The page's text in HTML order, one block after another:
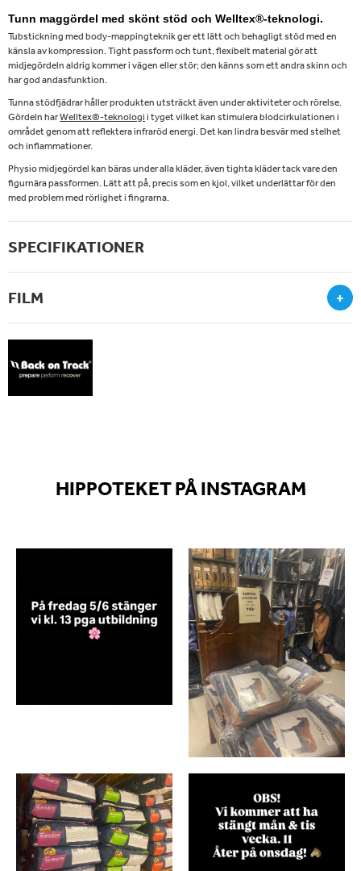
Tunn maggördel med skönt stöd och Welltex®-teknologi.
Tubstickning med body-mappingteknik ger ett lätt och behagligt stöd med en
känsla av kompression. Tight passform och tunt, flexibelt material gör att
midjegördeln aldrig kommer i vägen eller stör; den känns som ett andra skinn och
har god andasfunktion.
Tunna stödfjädrar håller produkten utsträckt även under aktiviteter och rörelse.
Gördeln harWelltex®-teknologii tyget vilket kan stimulera blodcirkulationen i
området genom att reflektera infraröd energi. Det kan lindra besvär med stelhet
och inflammationer.
Physio midjegördel kan bäras under alla kläder, även tighta kläder tack vare den
figurnära passformen. Lätt att på, precis som en kjol, vilket underlättar för den
med problem med rörlighet i fingrarna.
SPECIFIKATIONER
FILM +
HIPPOTEKET PÅ INSTAGRAM